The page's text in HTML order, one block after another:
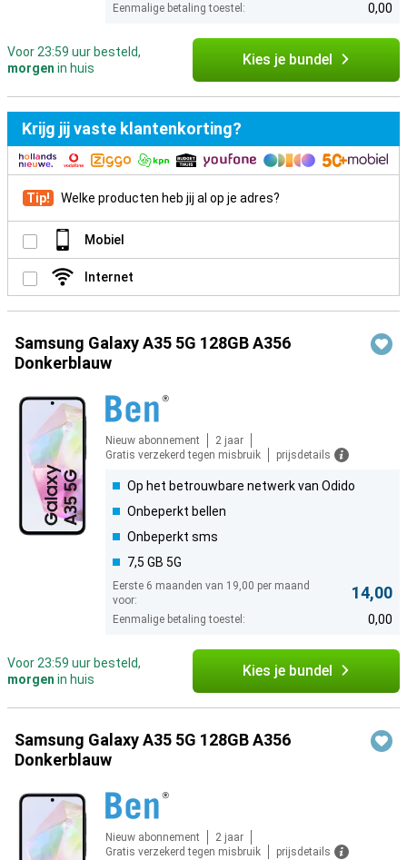
Eenmalige betaling toestel: 0,00
Voor 23:59 uur besteld,
morgen in huis Kies je bundel
Krijg jij vaste klantenkorting?
Tip! Welke producten heb jij al op je adres?
Mobiel
Internet
Samsung Galaxy A35 5G 128GB A356
Donkerblauw
Nieuw abonnement
2 jaar
Gratis verzekerd tegen misbruik
prijsdetails
Op het betrouwbare netwerk van Odido
Onbeperkt bellen
Onbeperkt sms
7,5 GB 5G
Eerste 6 maanden van 19,00 per maand
voor:
14,00
Eenmalige betaling toestel: 0,00
Voor 23:59 uur besteld,
morgen in huis Kies je bundel
Samsung Galaxy A35 5G 128GB A356
Donkerblauw
Nieuw abonnement
2 jaar
Gratis verzekerd tegen misbruik
prijsdetails